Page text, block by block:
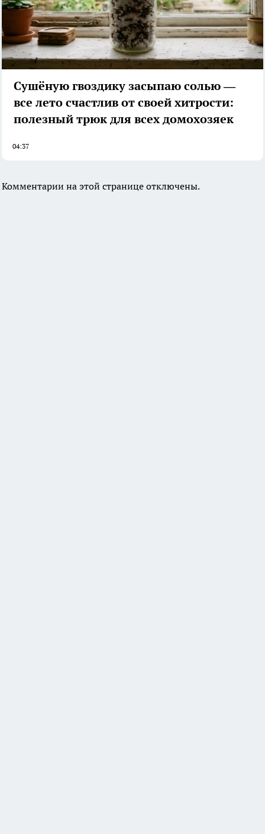
Сушёную гвоздику засыпаю солью —
все лето счастлив от своей хитрости:
полезный трюк для всех домохозяек
04:37
Комментарии на этой странице отключены.